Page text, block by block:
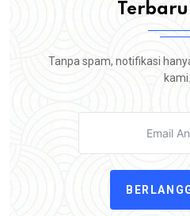
Tanpa spam, notifikasi
kami.